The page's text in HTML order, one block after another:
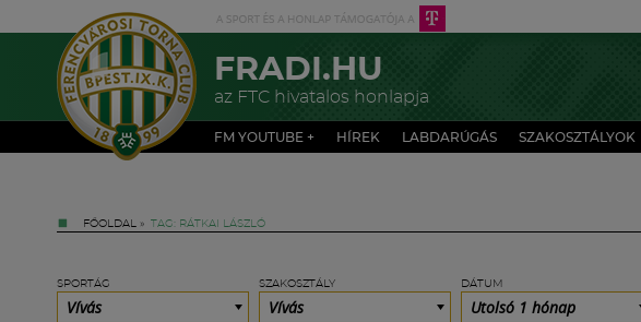
FRADI.HU
az FTC hivatalos honlapja
FM YOUTUBE + HÍREK LABDARÚGÁS SZAKOSZTÁLYOK
FŐOLDAL » TAG: RÁTKAI LÁSZLÓ
SPORTÁG
Vívás
SZAKOSZTÁLY
Vívás
DÁTUM
Utolsó 1 hónap